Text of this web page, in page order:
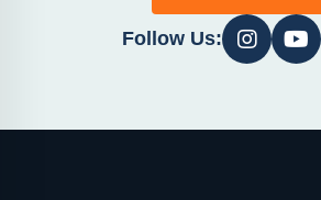
Follow Us: